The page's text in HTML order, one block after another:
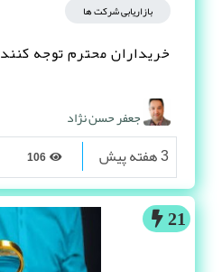
بازاریابی شرکت ها
خریداران محترم توجه کنند
جعفر حسن نژاد
3 هفته پیش
21